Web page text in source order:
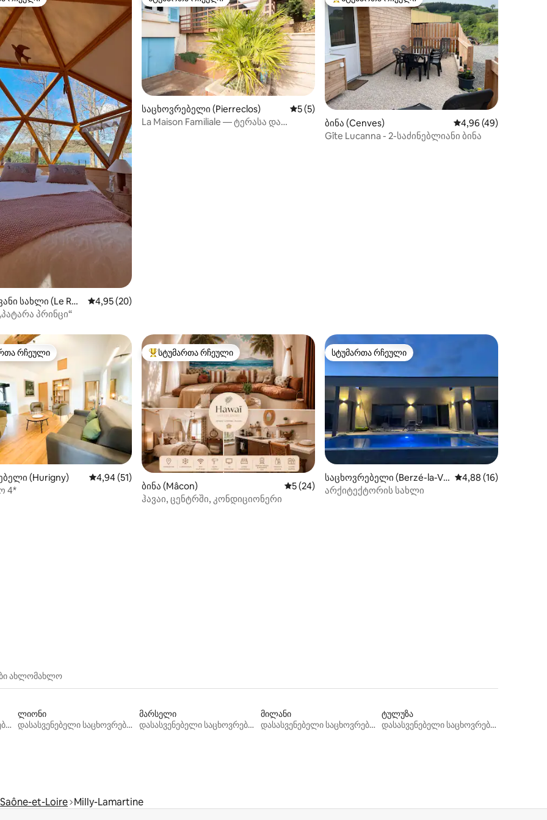
5‑დან 5, 87 მიმოხილვა
რჩეული
სახლი (Le Rou
საშუალო შეფასებაა 5‑დან 4,95, 20 მიმოხილვა
4,95 (20)
პრინცი“
სტუმართა რჩეული
საცხოვრებელი (Pierreclos) საშუალო შეფასებაა 5‑დან 5, 5 მიმოხილვა
5 (5)
La Maison Familiale — ტერასა და
სტუმართა რჩეული მოწინავე ვარიანტი
ბინა (Cenves) საშუალო შეფასებაა
4,96 (49)
Gîte Lucanna - 2-საძინებლიანი ბინა
5‑დან 5, 39 მიმოხილვა
რჩეული მოწინავე ვარიანტი
რჩეული
(Hurigny) საშუალო შეფასებაა 5‑დან 4,94, 51 მიმოხილვა
4,94 (51)
4*
სტუმართა რჩეული მოწინავე ვარიანტი
სტუმართა რჩეული
ბინა (Mâcon) საშუალო შეფასებაა 5‑დან 5, 24 მიმოხილვა
5 (24)
ჰავაი, ცენტრში, კონდიციონერი
სტუმართა რჩეული
სტუმართა რჩეული
საცხოვრებელი (Berzé-la-Vill
e)
საშუალო შეფასებაა
4,88 (16)
არქიტექტორის სახლი
ახლომახლო
დასასვენებელი საცხოვრებლები
ლიონი
დასასვენებელი საცხოვრებლები
მარსელი
დასასვენებელი საცხოვრებლები
მილანი
დასასვენებელი საცხოვრებლები
ტულუზა
დასასვენებელი საცხოვრებლები
Saône-et-Loire Milly-Lamartine